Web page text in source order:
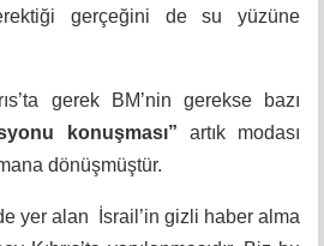
gerçeğini de su yüzüne
gerek BM’nin gerekse bazı
konuşması” artık
modası
dönüşmüştür.
yer alan İsrail’in gizli haber alma